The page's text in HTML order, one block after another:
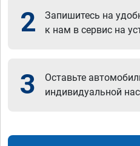
2
Запишитесь на
к нам в сервис на
3
Оставьте
индивидуальной